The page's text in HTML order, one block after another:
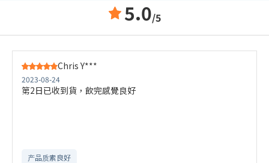
5.0/5
Chris Y***
2023-08-24
第2日已收到貨，飲完感覺良好
产品质素良好